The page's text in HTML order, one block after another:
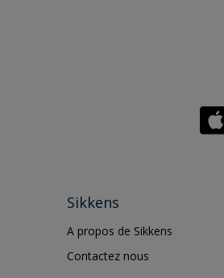
Sikkens
A propos de Sikkens
Contactez nous